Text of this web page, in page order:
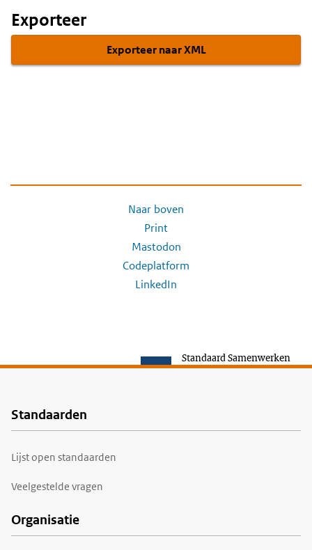
Exporteer
Exporteer naar XML
Naar boven
Print
Mastodon
Codeplatform
LinkedIn
Standaard Samenwerken
Voet
Standaarden
Lijst open standaarden
Veelgestelde vragen
Organisatie